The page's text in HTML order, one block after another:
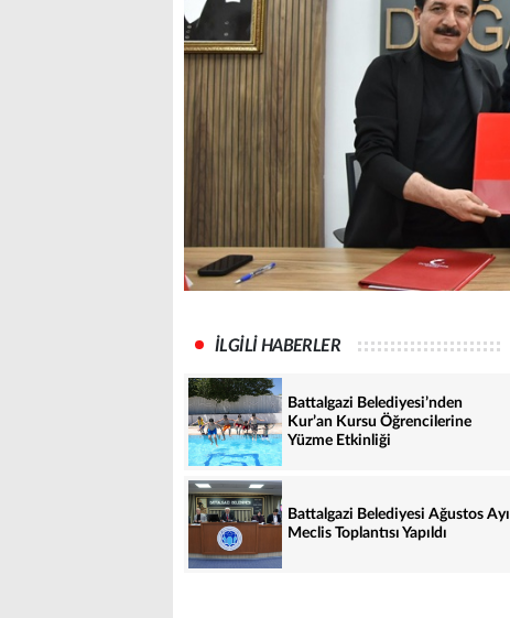
İLGİLİ HABERLER
Battalgazi Belediyesi’nden
Kur’an Kursu Öğrencilerine
Yüzme Etkinliği
Battalgazi Belediyesi Ağustos Ayı
Meclis Toplantısı Yapıldı